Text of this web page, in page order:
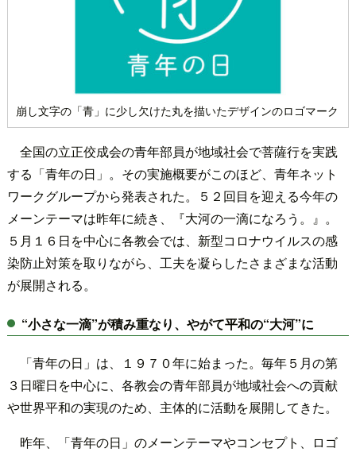
崩し文字の「青」に少し欠けた丸を描いたデザインのロゴマーク
全国の立正佼成会の青年部員が地域社会で菩薩行を実践
する「青年の日」。その実施概要がこのほど、青年ネット
ワークグループから発表された。５２回目を迎える今年の
メーンテーマは昨年に続き、『大河の一滴になろう。』。
５月１６日を中心に各教会では、新型コロナウイルスの感
染防止対策を取りながら、工夫を凝らしたさまざまな活動
が展開される。
“小さな一滴”が積み重なり、やがて平和の“大河”に
「青年の日」は、１９７０年に始まった。毎年５月の第
３日曜日を中心に、各教会の青年部員が地域社会への貢献
や世界平和の実現のため、主体的に活動を展開してきた。
昨年、「青年の日」のメーンテーマやコンセプト、ロゴ